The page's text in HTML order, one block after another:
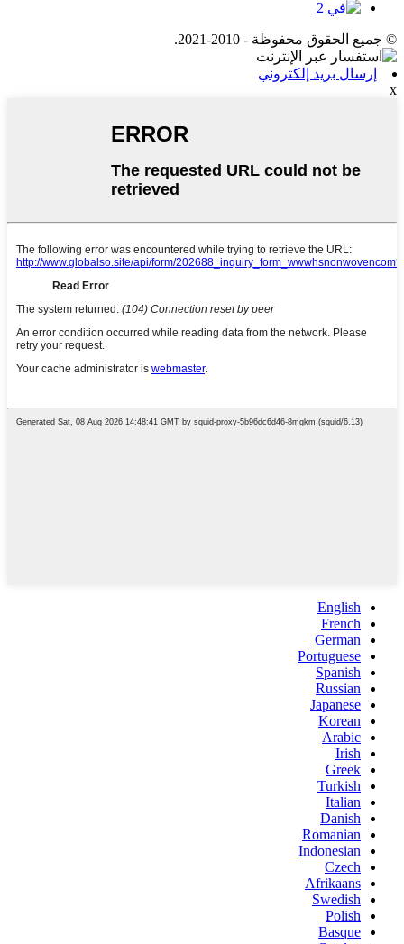
© جميع الحقوق محفوظة - 2010-2021.
إرسال بريد إلكتروني
x
English
French
German
Portuguese
Spanish
Russian
Japanese
Korean
Arabic
Irish
Greek
Turkish
Italian
Danish
Romanian
Indonesian
Czech
Afrikaans
Swedish
Polish
Basque